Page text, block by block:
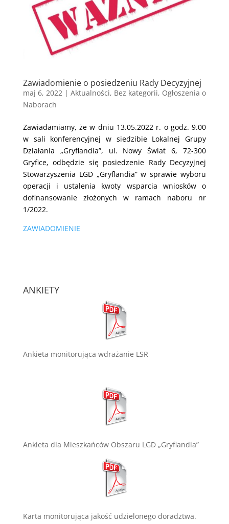
Zawiadomienie o posiedzeniu Rady Decyzyjnej
maj 6, 2022| Aktualności, Bez kategorii, Ogłoszenia o
Naborach
Zawiadamiamy, że w dniu 13.05.2022 r. o godz. 9.00
w sali konferencyjnej w siedzibie Lokalnej Grupy
Działania „Gryflandia”, ul. Nowy Świat 6, 72-300
Gryfice, odbędzie się posiedzenie Rady Decyzyjnej
Stowarzyszenia LGD „Gryflandia” w sprawie wyboru
operacji i ustalenia kwoty wsparcia wniosków o
dofinansowanie złożonych w ramach naboru nr
1/2022.
ZAWIADOMIENIE
ANKIETY
Ankieta monitorująca wdrażanie LSR
Ankieta dla Mieszkańców Obszaru LGD „Gryflandia”
Karta monitorująca jakość udzielonego doradztwa.